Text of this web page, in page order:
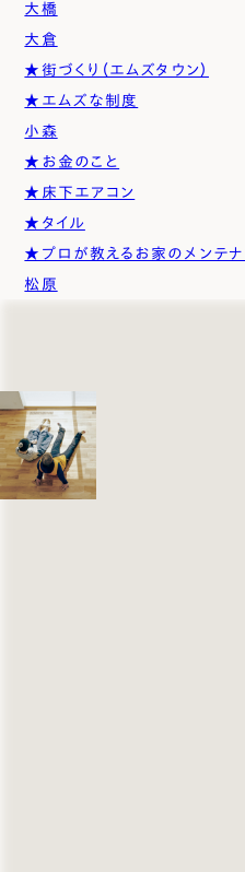
大橋
大倉
★街づくり（エムズタウン）
★エムズな制度
小森
★お金のこと
★床下エアコン
★タイル
★プロが教えるお家のメンテナ
松原